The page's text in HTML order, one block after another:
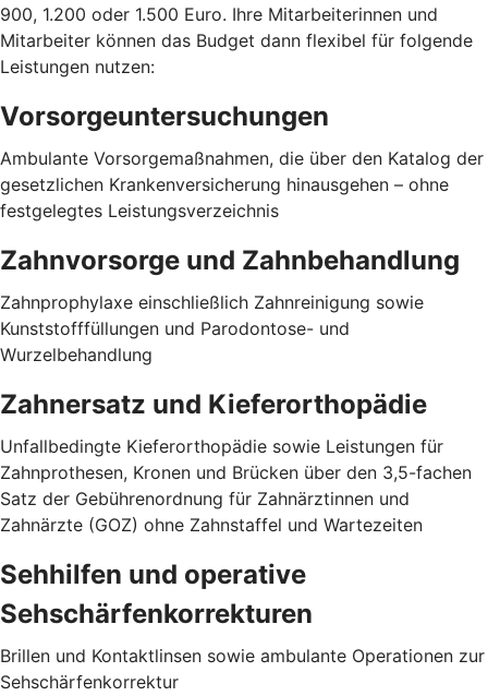
900, 1.200 oder 1.500 Euro. Ihre Mitarbeiterinnen und
Mitarbeiter können das Budget dann flexibel für folgende
Leistungen nutzen:
Vorsorgeuntersuchungen
Ambulante Vorsorgemaßnahmen, die über den Katalog der
gesetzlichen Krankenversicherung hinausgehen – ohne
festgelegtes Leistungsverzeichnis
Zahnvorsorge und Zahnbehandlung
Zahnprophylaxe einschließlich Zahnreinigung sowie
Kunststofffüllungen und Parodontose- und
Wurzelbehandlung
Zahnersatz und Kieferorthopädie
Unfallbedingte Kieferorthopädie sowie Leistungen für
Zahnprothesen, Kronen und Brücken über den 3,5-fachen
Satz der Gebührenordnung für Zahnärztinnen und
Zahnärzte (GOZ) ohne Zahnstaffel und Wartezeiten
Sehhilfen und operative
Sehschärfenkorrekturen
Brillen und Kontaktlinsen sowie ambulante Operationen zur
Sehschärfenkorrektur